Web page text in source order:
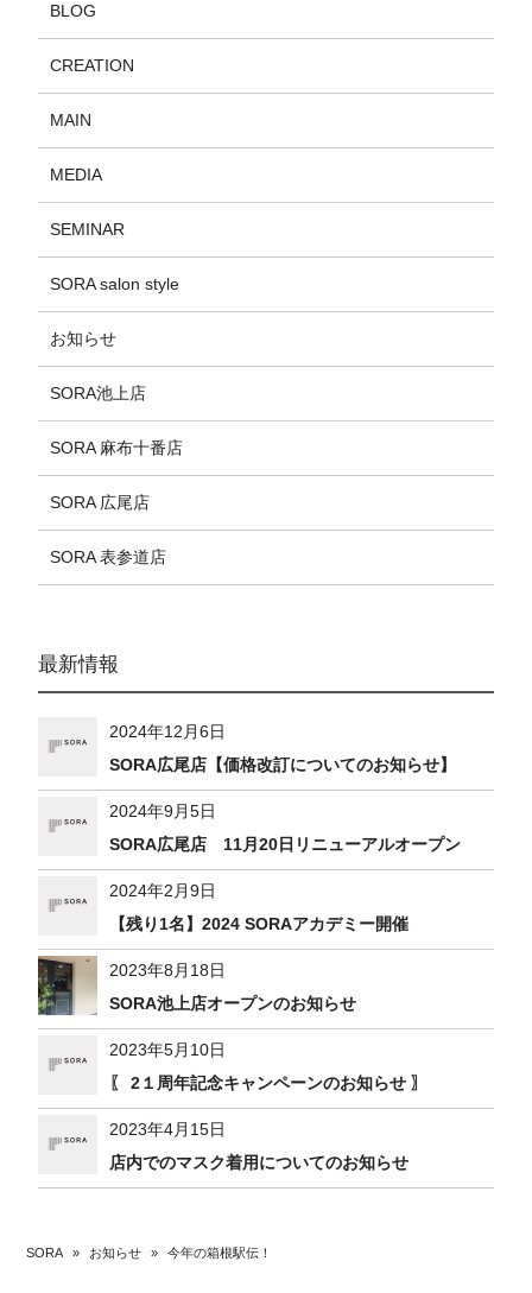
BLOG
CREATION
MAIN
MEDIA
SEMINAR
SORA salon style
お知らせ
SORA池上店
SORA 麻布十番店
SORA 広尾店
SORA 表参道店
最新情報
2024年12月6日
SORA広尾店【価格改訂についてのお知らせ】
2024年9月5日
SORA広尾店 11月20日リニューアルオープン
2024年2月9日
【残り1名】2024 SORAアカデミー開催
2023年8月18日
SORA池上店オープンのお知らせ
2023年5月10日
〖 2１周年記念キャンペーンのお知らせ 〗
2023年4月15日
店内でのマスク着用についてのお知らせ
SORA » お知らせ » 今年の箱根駅伝！